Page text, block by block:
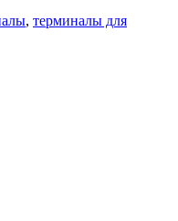
, терминалы для